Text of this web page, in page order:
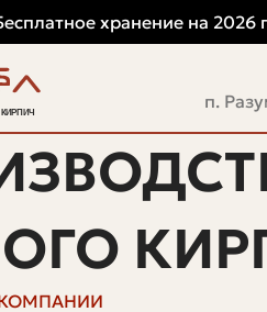
п.
хранение на 2026 г.